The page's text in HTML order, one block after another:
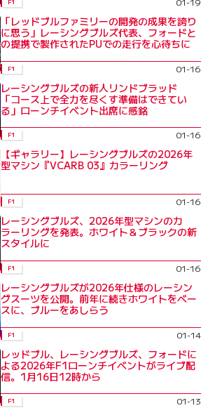
F1
「レッドブルファミリーの開発の成果を誇り
に思う」レーシングブルズ代表、フォードと
の提携で製作されたPUでの走行を心待ちに
F1 01-16
レーシングブルズの新人リンドブラッド
「コース上で全力を尽くす準備はできてい
る」ローンチイベント出席に感銘
F1 01-16
【ギャラリー】レーシングブルズの2026年
型マシン『VCARB 03』カラーリング
F1 01-16
レーシングブルズ、2026年型マシンのカ
ラーリングを発表。ホワイト＆ブラックの新
スタイルに
F1 01-16
レーシングブルズが2026年仕様のレーシン
グスーツを公開。前年に続きホワイトをベー
スに、ブルーをあしらう
F1 01-14
レッドブル、レーシングブルズ、フォードに
よる2026年F1ローンチイベントがライブ配
信。1月16日12時から
F1 01-13